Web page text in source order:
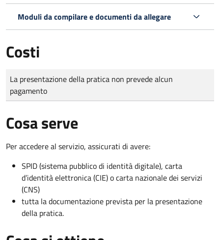
Moduli da compilare e documenti da allegare
Costi
Tipo di pagamento
Importo
La presentazione della pratica non prevede alcun
pagamento
Cosa serve
Per accedere al servizio, assicurati di avere:
SPID (sistema pubblico di identità digitale), carta
d’identità elettronica (CIE) o carta nazionale dei servizi
(CNS)
tutta la documentazione prevista per la presentazione
della pratica.